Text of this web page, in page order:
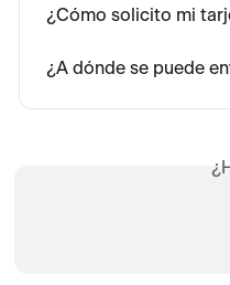
¿Cómo solicito mi
¿A dónde se puede